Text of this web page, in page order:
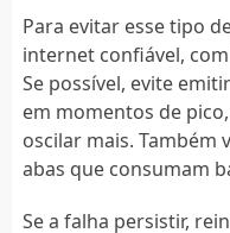
Para evitar esse tipo
internet confiável,
Se possível, evite
em momentos de
oscilar mais. Também
abas que consumam
Se a falha persistir,